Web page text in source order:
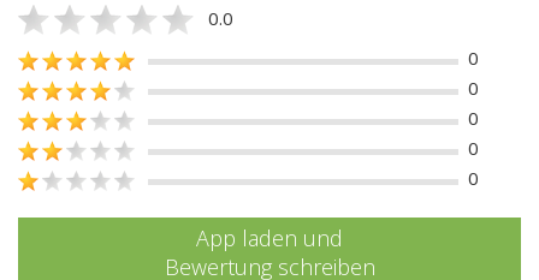
0.0
0
0
0
0
0
App laden und
Bewertung schreiben